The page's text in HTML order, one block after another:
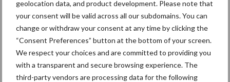
geolocation data, and product development. Please note that
your consent will be valid across all our subdomains. You can
change or withdraw your consent at any time by clicking the
“Consent Preferences” button at the bottom of your screen.
We respect your choices and are committed to providing you
with a transparent and secure browsing experience. The
third-party vendors are processing data for the following
Aanbevolen voor jou!
Grondstoffenmarkt blijft
grillig: droogte en
geopolitiek houden handel